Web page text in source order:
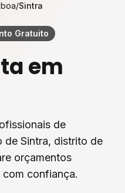
/Sintra
Gratuito
em
de
de Sintra, distrito de
orçamentos
confiança.